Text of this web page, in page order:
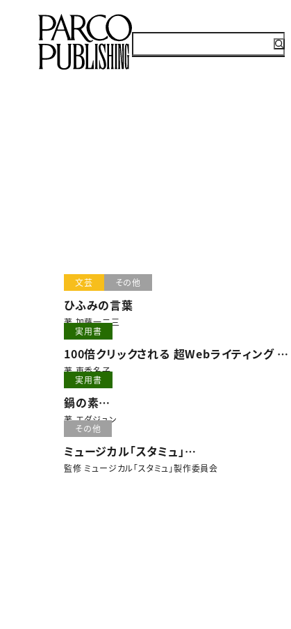
文芸 その他
ひふみの言葉
著 加藤一二三
実用書
100倍クリックされる 超Webライティング バ
ズる単語300
著 東香名子
実用書
鍋の素
極旨・鍋スープの作り方
バリエーションは無限大！
著 エダジュン
その他
ミュージカル「スタミュ」
公式ビジュアルストーリーブック
監修 ミュージカル「スタミュ」製作委員会